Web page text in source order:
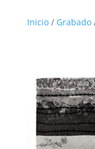
Inicio/ Grabado